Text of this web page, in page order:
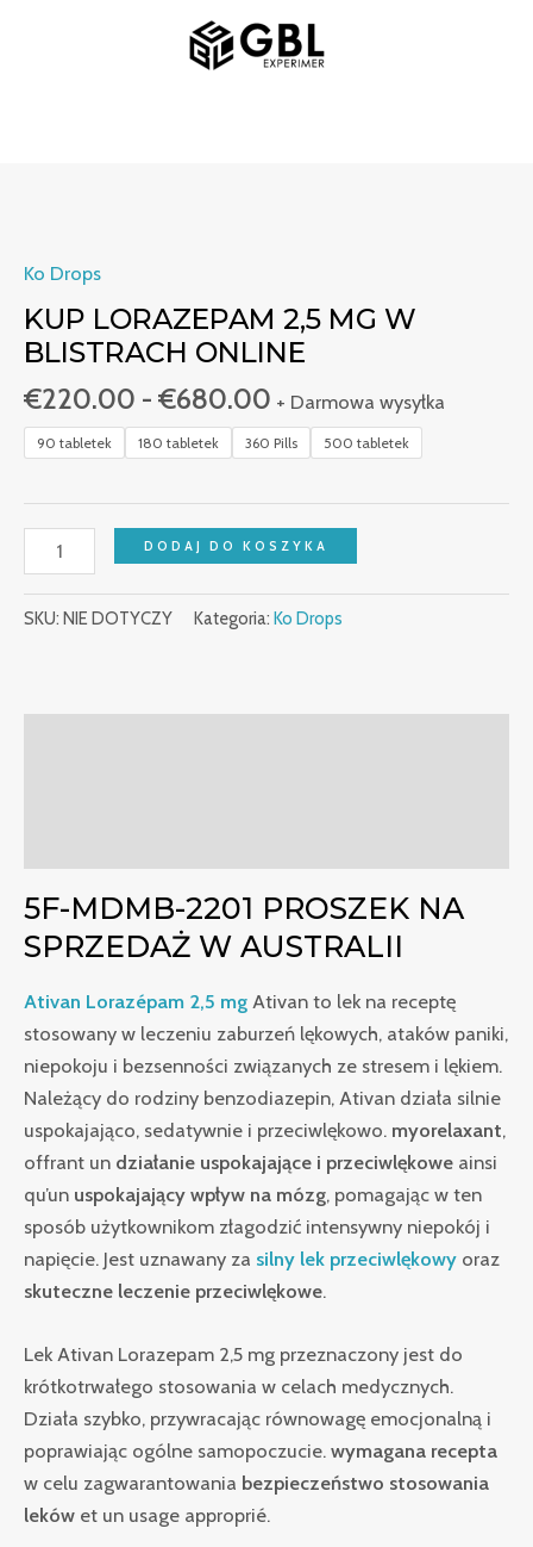
MENU
GŁÓWNE
Ko Drops
KUP LORAZEPAM 2,5 MG W
BLISTRACH ONLINE
€220.00 - €680.00
€220.00
do
€680.00
+ Darmowa wysyłka
90 tabletek 180 tabletek 360 Pills 500 tabletek
Lorazépam
2,5
mg
sous
blister
en
ligne
DODAJ DO KOSZYKA
SKU: NIE DOTYCZY Kategoria: Ko Drops
5F-MDMB-2201 PROSZEK NA
SPRZEDAŻ W AUSTRALII
Ativan Lorazépam 2,5 mg Ativan to lek na receptę
stosowany w leczeniu zaburzeń lękowych, ataków paniki,
niepokoju i bezsenności związanych ze stresem i lękiem.
Należący do rodziny benzodiazepin, Ativan działa silnie
uspokajająco, sedatywnie i przeciwlękowo. myorelaxant,
offrant un działanie uspokajające i przeciwlękowe ainsi
qu’un uspokajający wpływ na mózg, pomagając w ten
sposób użytkownikom złagodzić intensywny niepokój i
napięcie. Jest uznawany za silny lek przeciwlękowy oraz
skuteczne leczenie przeciwlękowe.
Lek Ativan Lorazepam 2,5 mg przeznaczony jest do
krótkotrwałego stosowania w celach medycznych.
Działa szybko, przywracając równowagę emocjonalną i
poprawiając ogólne samopoczucie. wymagana recepta
w celu zagwarantowania bezpieczeństwo stosowania
leków et un usage approprié.